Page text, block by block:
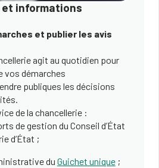
informations
et publier les avis
agit au quotidien pour
vos démarches
publiques les décisions
de la chancellerie :
de gestion du Conseil d’État
d’État ;
du Guichet unique;